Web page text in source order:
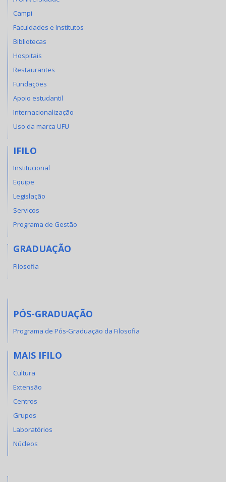
Campi
Faculdades e Institutos
Bibliotecas
Hospitais
Restaurantes
Fundações
Apoio estudantil
Internacionalização
Uso da marca UFU
IFILO
Institucional
Equipe
Legislação
Serviços
Programa de Gestão
GRADUAÇÃO
Filosofia
PÓS-GRADUAÇÃO
Programa de Pós-Graduação da Filosofia
MAIS IFILO
Cultura
Extensão
Centros
Grupos
Laboratórios
Núcleos